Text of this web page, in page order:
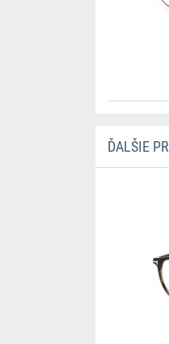
ĎALŠIE